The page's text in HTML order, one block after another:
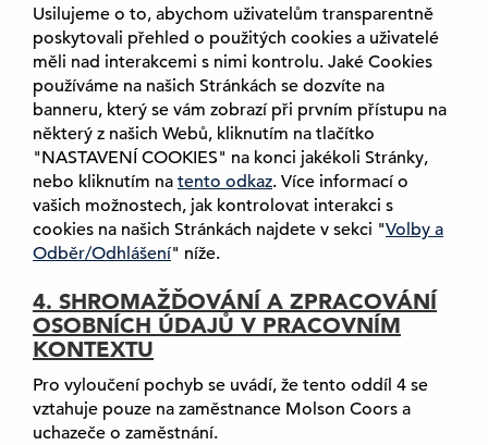
Usilujeme o to, abychom uživatelům transparentně
poskytovali přehled o použitých cookies a uživatelé
měli nad interakcemi s nimi kontrolu. Jaké Cookies
používáme na našich Stránkách se dozvíte na
banneru, který se vám zobrazí při prvním přístupu na
některý z našich Webů, kliknutím na tlačítko
"NASTAVENÍ COOKIES" na konci jakékoli Stránky,
nebo kliknutím na tento odkaz(
e
x
r
n
,
o
t
. Více informací o
vašich možnostech, jak kontrolovat interakci s
cookies na našich Stránkách najdete v sekci "Volby a
Odběr/Odhlášení" níže.
4. SHROMAŽĎOVÁNÍ A ZPRACOVÁNÍ
OSOBNÍCH ÚDAJŮ V PRACOVNÍM
KONTEXTU
Pro vyloučení pochyb se uvádí, že tento oddíl 4 se
vztahuje pouze na zaměstnance Molson Coors a
uchazeče o zaměstnání.